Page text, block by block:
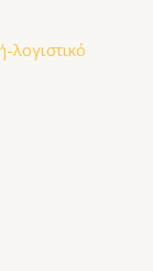
λογιστικό